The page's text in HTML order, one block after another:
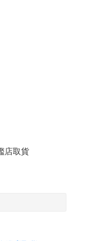
店取貨